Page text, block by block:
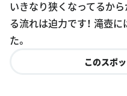
る流れは迫力です！ 滝壺
た。